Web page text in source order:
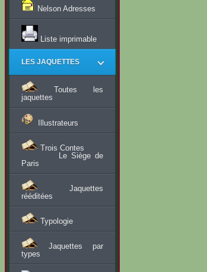
Nelson Adresses
Liste imprimable
LES JAQUETTES
Toutes les
jaquettes
Illustrateurs
Trois Contes
Le Siège de
Paris
Jaquettes
rééditées
Typologie
Jaquettes par
types